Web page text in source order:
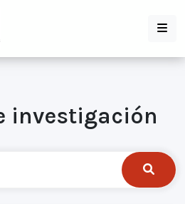
investigación